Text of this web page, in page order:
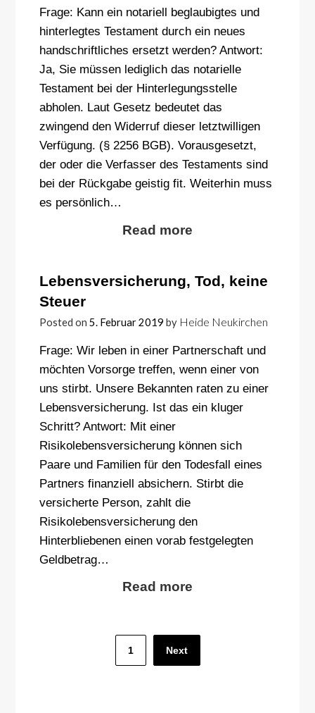
Frage: Kann ein notariell beglaubigtes und
hinterlegtes Testament durch ein neues
handschriftliches ersetzt werden? Antwort:
Ja, Sie müssen lediglich das notarielle
Testament bei der Hinterlegungsstelle
abholen. Laut Gesetz bedeutet das
zwingend den Widerruf dieser letztwilligen
Verfügung. (§ 2256 BGB). Vorausgesetzt,
der oder die Verfasser des Testaments sind
bei der Rückgabe geistig fit. Weiterhin muss
es persönlich…
Read more
Lebensversicherung, Tod, keine
Steuer
Posted on 5. Februar 2019 by Heide Neukirchen
Frage: Wir leben in einer Partnerschaft und
möchten Vorsorge treffen, wenn einer von
uns stirbt. Unsere Bekannten raten zu einer
Lebensversicherung. Ist das ein kluger
Schritt? Antwort: Mit einer
Risikolebensversicherung können sich
Paare und Familien für den Todesfall eines
Partners finanziell absichern. Stirbt die
versicherte Person, zahlt die
Risikolebensversicherung den
Hinterbliebenen einen vorab festgelegten
Geldbetrag…
Read more
Seitennummerierung
1 Next